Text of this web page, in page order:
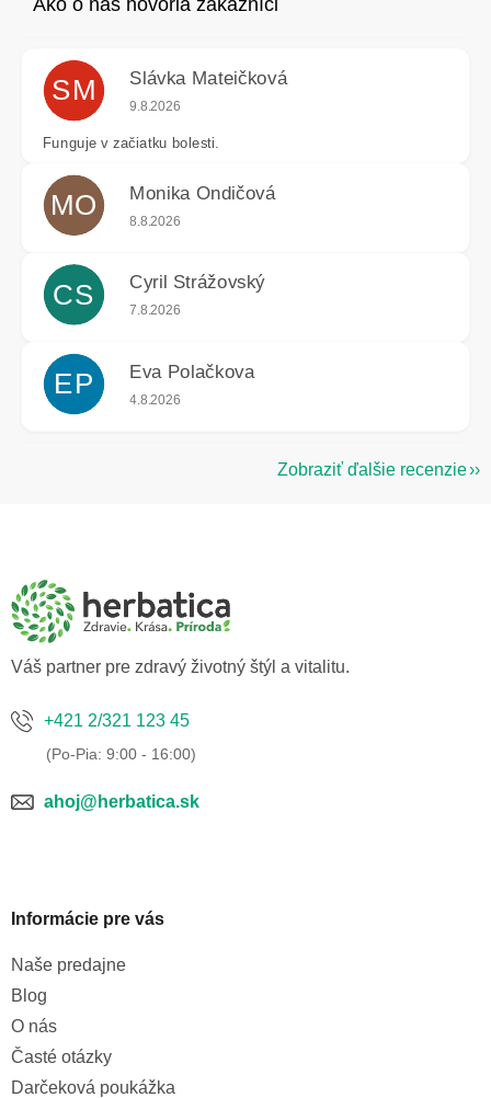
SM Slávka Mateičková
Hodnotenie obchodu je 5 z 5 hviezdičiek.
9.8.2026
Funguje v začiatku bolesti.
MO Monika Ondičová
Hodnotenie obchodu je 5 z 5 hviezdičiek.
8.8.2026
CS Cyril Strážovský
Hodnotenie obchodu je 5 z 5 hviezdičiek.
7.8.2026
EP Eva Polačkova
Hodnotenie obchodu je 5 z 5 hviezdičiek.
4.8.2026
Zobraziť ďalšie recenzie
Váš partner pre zdravý životný štýl a vitalitu.
+421 2/321 123 45
ahoj@herbatica.sk
Informácie pre vás
Naše predajne
Blog
O nás
Časté otázky
Darčeková poukážka